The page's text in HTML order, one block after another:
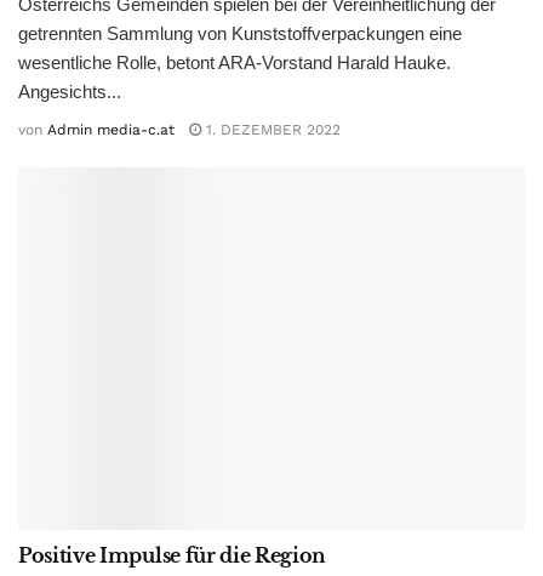
Österreichs Gemeinden spielen bei der Vereinheitlichung der
getrennten Sammlung von Kunststoffverpackungen eine
wesentliche Rolle, betont ARA-Vorstand Harald Hauke.
Angesichts...
von Admin media-c.at 1. DEZEMBER 2022
Positive Impulse für die Region